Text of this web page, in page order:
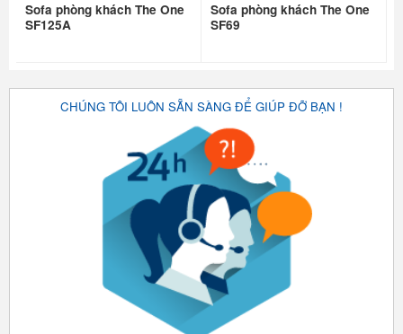
Sofa phòng khách The One
SF125A
Sofa phòng khách The One
SF69
CHÚNG TÔI LUÔN SẴN SÀNG ĐỂ GIÚP ĐỠ BẠN !